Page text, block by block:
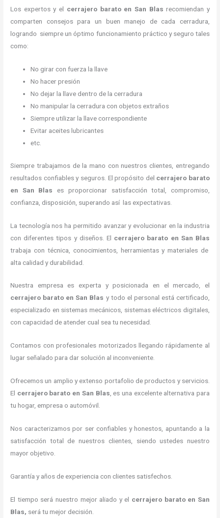
Los expertos y el cerrajero barato en San Blas recomiendan y
comparten consejos para un buen manejo de cada cerradura,
logrando siempre un óptimo funcionamiento práctico y seguro tales
como:
No girar con fuerza la llave
No hacer presión
No dejar la llave dentro de la cerradura
No manipular la cerradura con objetos extraños
Siempre utilizar la llave correspondiente
Evitar aceites lubricantes
etc.
Siempre trabajamos de la mano con nuestros clientes, entregando
resultados confiables y seguros. El propósito del cerrajero barato
en San Blas es proporcionar satisfacción total, compromiso,
confianza, disposición, superando así las expectativas.
La tecnología nos ha permitido avanzar y evolucionar en la industria
con diferentes tipos y diseños. El cerrajero barato en San Blas
trabaja con técnica, conocimientos, herramientas y materiales de
alta calidad y durabilidad.
Nuestra empresa es experta y posicionada en el mercado, el
cerrajero barato en San Blas y todo el personal está certificado,
especializado en sistemas mecánicos, sistemas eléctricos digitales,
con capacidad de atender cual sea tu necesidad.
Contamos con profesionales motorizados llegando rápidamente al
lugar señalado para dar solución al inconveniente.
Ofrecemos un amplio y extenso portafolio de productos y servicios.
El cerrajero barato en San Blas , es una excelente alternativa para
tu hogar, empresa o automóvil.
Nos caracterizamos por ser confiables y honestos, apuntando a la
satisfacción total de nuestros clientes, siendo ustedes nuestro
mayor objetivo.
Garantía y años de experiencia con clientes satisfechos.
El tiempo será nuestro mejor aliado y el cerrajero barato en San
Blas, será tu mejor decisión.